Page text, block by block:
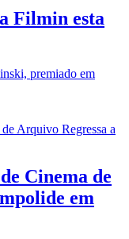
Filmin esta
premiado em
Cinema de
em